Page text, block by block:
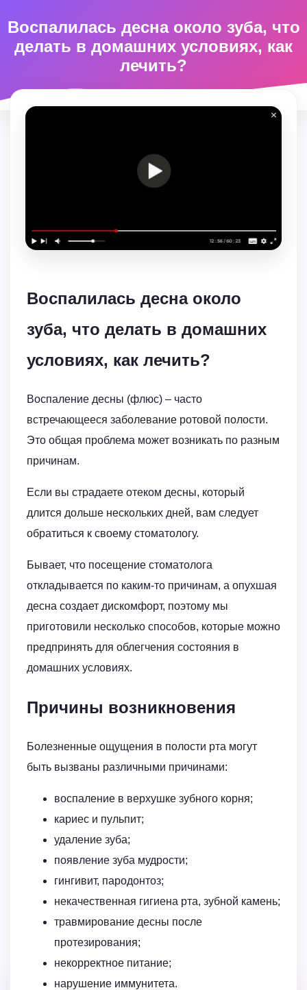
Воспалилась десна около зуба, что
делать в домашних условиях, как
лечить?
Воспалилась десна около
зуба, что делать в домашних
условиях, как лечить?
Воспаление десны (флюс) – часто
встречающееся заболевание ротовой полости.
Это общая проблема может возникать по разным
причинам.
Если вы страдаете отеком десны, который
длится дольше нескольких дней, вам следует
обратиться к своему стоматологу.
Бывает, что посещение стоматолога
откладывается по каким-то причинам, а опухшая
десна создает дискомфорт, поэтому мы
приготовили несколько способов, которые можно
предпринять для облегчения состояния в
домашних условиях.
Причины возникновения
Болезненные ощущения в полости рта могут
быть вызваны различными причинами:
воспаление в верхушке зубного корня;
кариес и пульпит;
удаление зуба;
появление зуба мудрости;
гингивит, пародонтоз;
некачественная гигиена рта, зубной камень;
травмирование десны после
протезирования;
некорректное питание;
нарушение иммунитета.